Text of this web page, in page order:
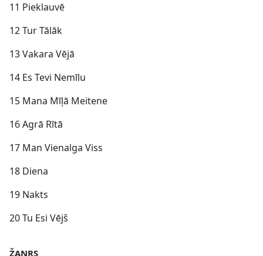
11 Pieklauvē
12 Tur Tālāk
13 Vakara Vējā
14 Es Tevi Nemīlu
15 Mana Mīļā Meitene
16 Agrā Rītā
17 Man Vienalga Viss
18 Diena
19 Nakts
20 Tu Esi Vējš
ŽANRS